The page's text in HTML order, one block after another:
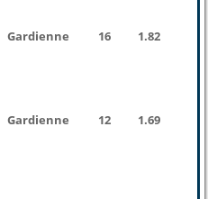
Gardienne 16 1.82
Gardienne 12 1.69